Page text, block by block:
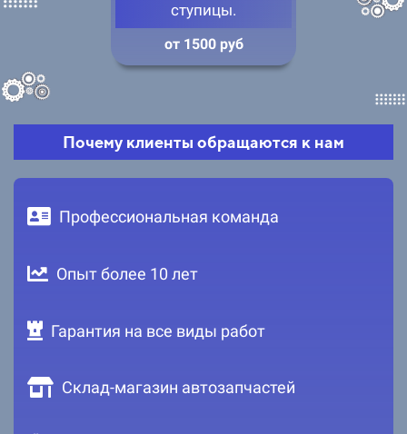
ступицы.
от 1500 руб
Почему клиенты обращаются к нам
Профессиональная команда
Опыт более 10 лет
Гарантия на все виды работ
Склад-магазин автозапчастей